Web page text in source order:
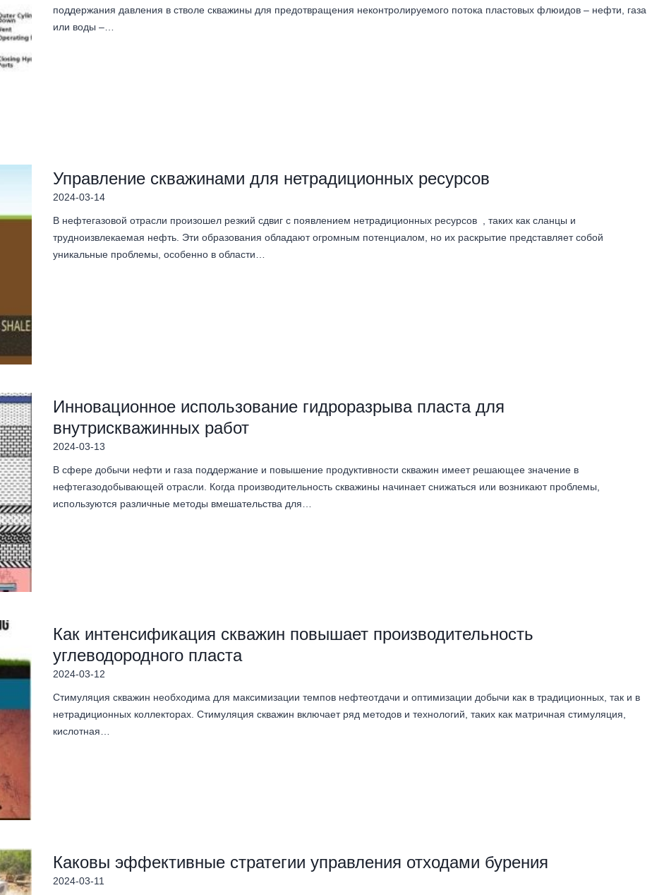
поддержания давления в стволе скважины для предотвращения неконтролируемого потока пластовых флюидов – нефти, газа
или воды –…
Управление скважинами для нетрадиционных ресурсов
2024-03-14
В нефтегазовой отрасли произошел резкий сдвиг с появлением нетрадиционных ресурсов , таких как сланцы и
трудноизвлекаемая нефть. Эти образования обладают огромным потенциалом, но их раскрытие представляет собой
уникальные проблемы, особенно в области…
Инновационное использование гидроразрыва пласта для
внутрискважинных работ
2024-03-13
В сфере добычи нефти и газа поддержание и повышение продуктивности скважин имеет решающее значение в
нефтегазодобывающей отрасли. Когда производительность скважины начинает снижаться или возникают проблемы,
используются различные методы вмешательства для…
Как интенсификация скважин повышает производительность
углеводородного пласта
2024-03-12
Стимуляция скважин необходима для максимизации темпов нефтеотдачи и оптимизации добычи как в традиционных, так и в
нетрадиционных коллекторах. Стимуляция скважин включает ряд методов и технологий, таких как матричная стимуляция,
кислотная…
Каковы эффективные стратегии управления отходами бурения
2024-03-11